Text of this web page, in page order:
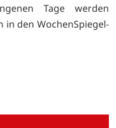
Tage werden
in den WochenSpiegel-